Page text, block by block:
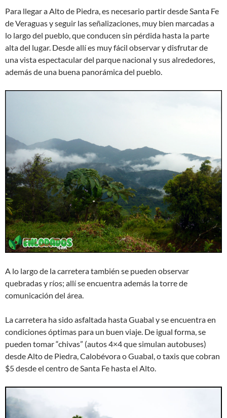
Para llegar a Alto de Piedra, es necesario partir desde Santa Fe
de Veraguas y seguir las señalizaciones, muy bien marcadas a
lo largo del pueblo, que conducen sin pérdida hasta la parte
alta del lugar. Desde allí es muy fácil observar y disfrutar de
una vista espectacular del parque nacional y sus alrededores,
además de una buena panorámica del pueblo.
A lo largo de la carretera también se pueden observar
quebradas y ríos; allí se encuentra además la torre de
comunicación del área.
La carretera ha sido asfaltada hasta Guabal y se encuentra en
condiciones óptimas para un buen viaje. De igual forma, se
pueden tomar “chivas” (autos 4×4 que simulan autobuses)
desde Alto de Piedra, Calobévora o Guabal, o taxis que cobran
$5 desde el centro de Santa Fe hasta el Alto.